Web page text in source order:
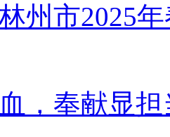
州市2025
，奉献显